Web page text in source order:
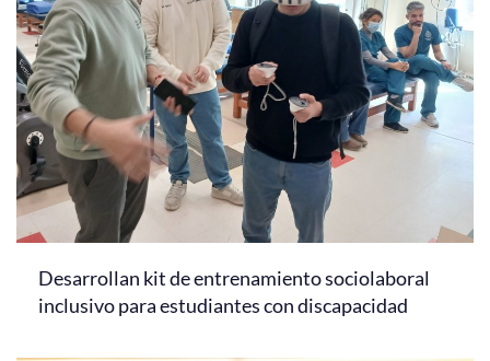
Desarrollan kit de entrenamiento sociolaboral
inclusivo para estudiantes con discapacidad